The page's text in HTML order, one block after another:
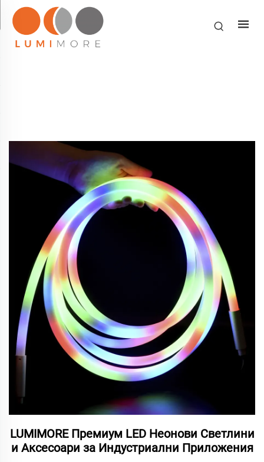
LUMIMORE Премиум LED Неонови Светлини
и Аксесоари за Индустриални Приложения